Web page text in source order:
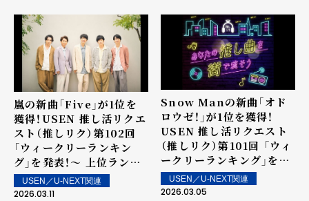
嵐の新曲「Five」が1位を
獲得！USEN 推し活リクエ
スト（推しリク）第102回
「ウィークリーランキン
グ」を発表！～ 上位ランク
イン楽曲は3月14日（土）よ
り街中・店内で配信
USEN／U-NEXT関連
2026.03.11
Snow Manの新曲「オド
ロウゼ！」が1位を獲得！
USEN 推し活リクエスト
（推しリク）第101回 「ウィ
ークリーランキング」を発
表！～ 上位ランクイン楽曲
は3月7日（土）より街中・店
USEN／U-NEXT関連
2026.03.05